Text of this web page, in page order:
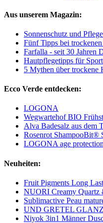
Aus unserem Magazin:
Sonnenschutz und
Fünf Tipps bei
Farfalla - seit 30 Jahren
Hautpflegetipps für
5 Mythen über trockene
Ecco Verde entdecken:
LOGONA
Wegwartehof BIO
Alva Badesalz aus dem
Rosenrot ShampooBit®
LOGONA age
Neuheiten:
Fruit Pigments Long
NUORI Creamy Quartz
Sublimactive Peau
UND GRETEL
Niyok 3in1 Männer